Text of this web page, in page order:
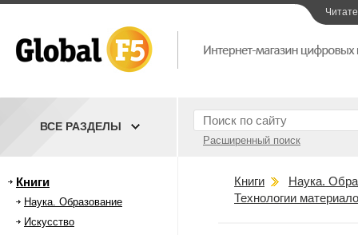
Расширенный поиск
ВСЕ РАЗДЕЛЫ
Книги
Наука. Образование
Искусство
Книги
Наука.
Технологии